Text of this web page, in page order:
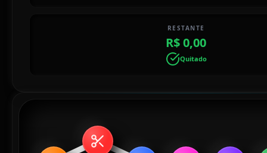
RESTANTE
R$ 0,00
Quitado